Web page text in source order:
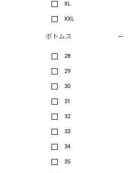
XL
XXL
ボトムス
28
29
30
31
32
33
34
35